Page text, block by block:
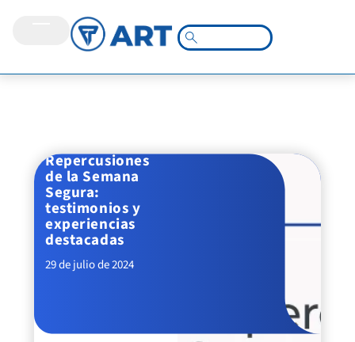
Repercusiones
de la Semana
Segura:
testimonios y
experiencias
destacadas
29 de julio de 2024